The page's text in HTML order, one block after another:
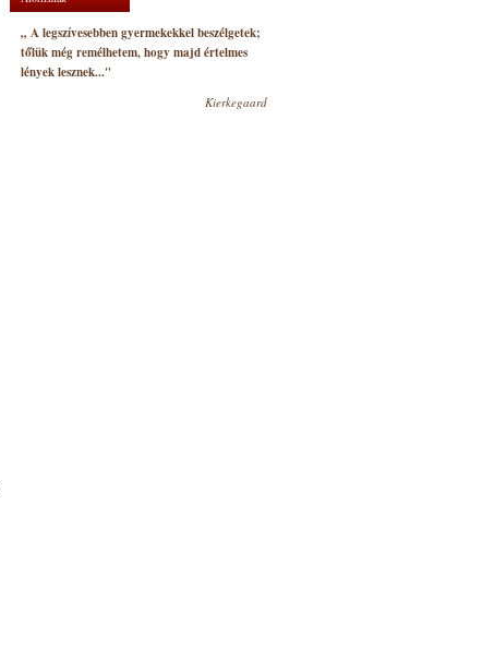
„ A legszívesebben gyermekekkel beszélgetek;
tőlük még remélhetem, hogy majd értelmes
lények lesznek..."
Kierkegaard